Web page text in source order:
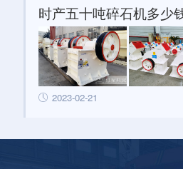
时产五十吨碎石机多少
2023-02-21